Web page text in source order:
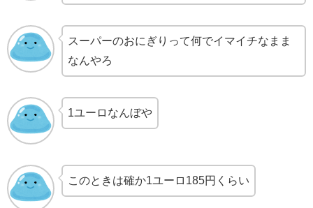
スーパーのおにぎりって何でイマイチなまま
なんやろ
1ユーロなんぼや
このときは確か1ユーロ185円くらい